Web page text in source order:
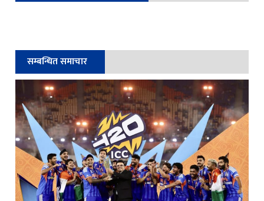
सम्बन्धित समाचार